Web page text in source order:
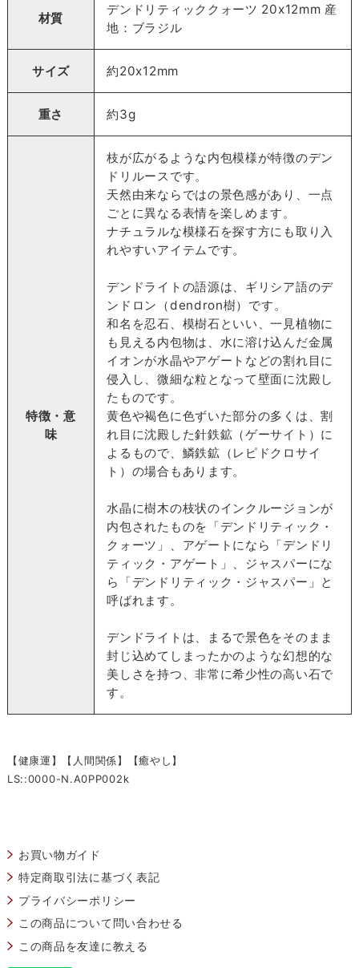
材質
デンドリティッククォーツ 20x12mm 産
地：ブラジル
サイズ 約20x12mm
重さ 約3g
特徴・意
味
枝が広がるような内包模様が特徴のデン
ドリルースです。
天然由来ならではの景色感があり、一点
ごとに異なる表情を楽しめます。
ナチュラルな模様石を探す方にも取り入
れやすいアイテムです。
デンドライトの語源は、ギリシア語のデ
ンドロン（dendron樹）です。
和名を忍石、模樹石といい、一見植物に
も見える内包物は、水に溶け込んだ金属
イオンが水晶やアゲートなどの割れ目に
侵入し、微細な粒となって壁面に沈殿し
たものです。
黄色や褐色に色ずいた部分の多くは、割
れ目に沈殿した針鉄鉱（ゲーサイト）に
よるもので、鱗鉄鉱（レピドクロサイ
ト）の場合もあります。
水晶に樹木の枝状のインクルージョンが
内包されたものを「デンドリティック・
クォーツ」、アゲートになら「デンドリ
ティック・アゲート」、ジャスパーにな
ら「デンドリティック・ジャスパー」と
呼ばれます。
デンドライトは、まるで景色をそのまま
封じ込めてしまったかのような幻想的な
美しさを持つ、非常に希少性の高い石で
す。
【健康運】【人間関係】【癒やし】
LS::0000-N.A0PP002k
お買い物ガイド
特定商取引法に基づく表記
プライバシーポリシー
この商品について問い合わせる
この商品を友達に教える